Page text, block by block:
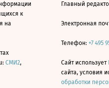
к
на
СМИ2,
Главный
Электронная
Телефон: +7 495
Сайт использует
сайта, условия
обработки